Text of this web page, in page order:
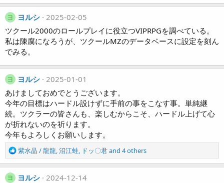
ヨ ヨルシ 2025-02-05
ツクール2000のロールプレイに役立つVIPRPGを調べている。
私は陳腐になろうが、ツクールMZのデータベースに設定を刻ん
でみる。
ヨ ヨルシ 2025-01-01
あけましておめでとうございます。
今年の目標はハードル設けずに手前の事をこなす事。単純継
続。ツクラーの皆さんも、楽しむからこそ、ハードル上げて心
が折れないのを祈ります。
今年もよろしくお願いします。
R
e
a
c
紫水晶 / 龍龍,沼江蛙, ドッ〇君and 4 others
ヨ ヨルシ 2024-12-14